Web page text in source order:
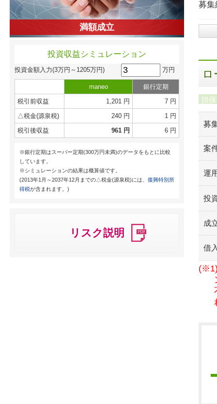
満額成立
投資収益シミュレーション
投資金額入力(3万円～1205万円) 万円
maneo
銀行定期
税引前収益
1,201 円
7 円
△税金(源泉税)
240 円
1 円
税引後収益
961 円 6 円
※銀行定期はスーパー定期(300万円未満)のデータをもとに比較
しています。
※シミュレーションの結果は概算値です。
(2013年1月～2037年12月までの△税金(源泉税)には、 復興特別所
得税が含まれます。)
リスク説明
募集
担
募
案
運
投
成
借
(※1)